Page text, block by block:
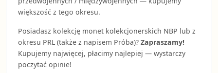
większość z tego okresu.
Posiadasz kolekcję monet kolekcjonerskich NBP lub z
okresu PRL (także z napisem Próba)? Zapraszamy!
Kupujemy najwięcej, płacimy najlepiej — wystarczy
poczytać opinie!